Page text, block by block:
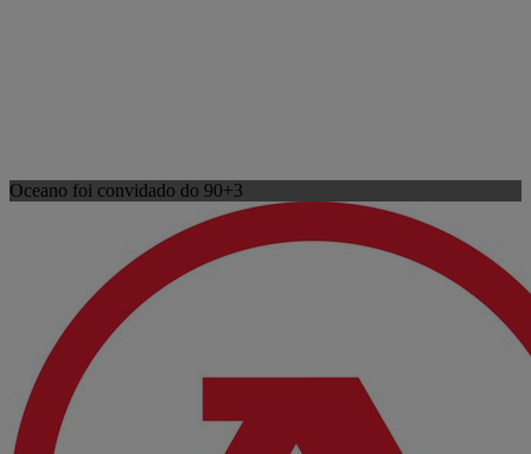
Oceano foi convidado do 90+3